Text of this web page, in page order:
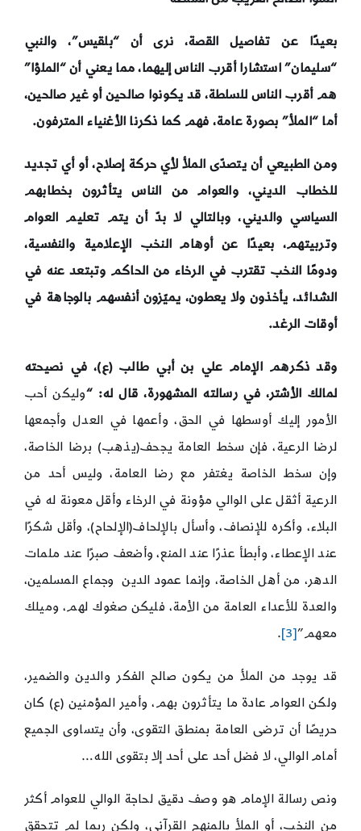
بعيدًا عن تفاصيل القصة، نرى أن “بلقيس”، والنبي
“سليمان” استشارا أقرب الناس إليهما، مما يعني أن “الملؤا”
هم أقرب الناس للسلطة، قد يكونوا صالحين أو غير صالحين،
أما “الملأ” بصورة عامة، فهم كما ذكرنا الأغنياء المترفون.
ومن الطبيعي أن يتصدّى الملأ لأي حركة إصلاح، أو أي تجديد
للخطاب الديني، والعوام من الناس يتأثرون بخطابهم
السياسي والديني، وبالتالي لا بدّ أن يتم تعليم العوام
وتربيتهم، بعيدًا عن أوهام النخب الإعلامية والنفسية،
ودومًا النخب تقترب في الرخاء من الحاكم وتبتعد عنه في
الشدائد، يأخذون ولا يعطون، يميّزون أنفسهم بالوجاهة في
أوقات الرغد.
وقد ذكرهم الإمام علي بن أبي طالب (ع)، في نصيحته
لمالك الأشتر، في رسالته المشهورة، قال له: “وليكن أحب
الأمور إليك أوسطها في الحق، وأعمها في العدل وأجمعها
لرضا الرعية، فإن سخط العامة يجحف(يذهب) برضا الخاصة،
وإن سخط الخاصة يغتفر مع رضا العامة، وليس أحد من
الرعية أثقل على الوالي مؤونة في الرخاء وأقل معونة له في
البلاء، وأكره للإنصاف، وأسأل بالإلحاف(الإلحاح)، وأقل شكرًا
عند الإعطاء، وأبطأ عذرًا عند المنع، وأضعف صبرًا عند ملمات
الدهر، من أهل الخاصة، وإنما عمود الدين وجماع المسلمين،
والعدة للأعداء العامة من الأمة، فليكن صغوك لهم، وميلك
معهم”[3]
.
قد يوجد من الملأ من يكون صالح الفكر والدين والضمير،
ولكن العوام عادة ما يتأثرون بهم، وأمير المؤمنين (ع) كان
حريصًا أن ترضى العامة بمنطق التقوى، وأن يتساوى الجميع
أمام الوالي، لا فضل أحد على أحد إلا بتقوى الله…
ونص رسالة الإمام هو وصف دقيق لحاجة الوالي للعوام أكثر
من النخب، أو الملأ بالمنهج القرآني، ولكن ربما لم تتحقق